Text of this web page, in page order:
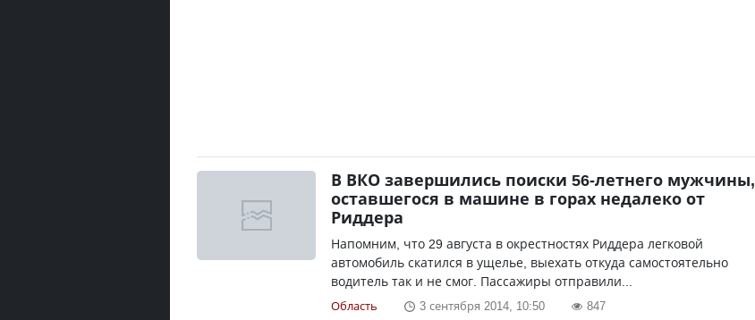
В ВКО завершились поиски 56-летнего мужчины,
оставшегося в машине в горах недалеко от
Риддера
Напомним, что 29 августа в окрестностях Риддера легковой
автомобиль скатился в ущелье, выехать откуда самостоятельно
водитель так и не смог. Пассажиры отправили...
Область 3 сентября 2014, 10:50 847